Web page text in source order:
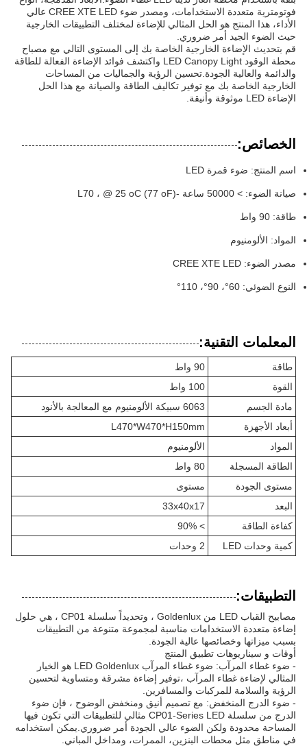
فوتومترية متعددة الاستخدامات، ومصدر ضوء CREE XTE LED عالي
الأداء، هذا المنتج هو الحل المثالي للإضاءة لمختلف التطبيقات الخارجية
حيث الضوء الجيد أمر ضروري.
قم بتحديث الإضاءة الخارجية الخاصة بك إلى المستوى التالي مع مصباح
محطة الوقود LED Canopy Light واكتشف فوائد الإضاءة الفعالة للطاقة
والدائمة والعالية الجودة.تحسين الرؤية والجماليات من المساحات
الخارجية الخاصة بك مع توفير تكاليف الطاقة والصيانة مع هذا الحل
الإضاءة LED موثوقة وأنيقة.
الخصائص:
اسم المنتج: ضوء قمرة LED
صيانة الضوء: > 50000 ساعة -L70 ، @ 25 oC (77 oF)
طاقة: 90 واط
المواد: الألومنيوم
مصدر الضوء: CREE XTE LED
النوع الضوئي: 60°، 90°، 110°
المعلمات التقنية:
طاقة
90 واط
القوة
100 واط
مادة الجسم
6063 سبيكة الألومنيوم مع المعالجة بالأنود
أبعاد الأجهزة
L470*W470*H150mm
المواد
الألومنيوم
الطاقة المسجلة
80 واط
مستوى الجودة
مستوى
البعد
33x40x17
كفاءة الطاقة
> 90%
كمية وحدات LED
2 وحدات
التطبيقات:
مصابيح القباب LED من Goldenlux ، وتحديداً سلسلة CP01 ، هي حلول
إضاءة متعددة الاستخدامات مناسبة لمجموعة متنوعة من التطبيقات
بسبب ميزاتها وخصائصها عالية الجودة.
أوقات و سيناريوهات تطبيق المنتج
- ضوء غطاء المرآب: ضوء غطاء المرآب LED Goldenlux هو الخيار
المثالي لإضاءة غطاء المرآب ،توفير إضاءة مشرقة ومتساوية لتحسين
الرؤية والسلامة للمركبات والمسافرين.
- ضوء الدرج المنخفض: مع تصميم أنيق ومنخفض الوضوح ، فإن ضوء
الدرج من سلسلة CP01-Series LED مثالي للتطبيقات التي تكون فيها
المساحة محدودة ولكن الضوء عالي الجودة أمر ضروري.يمكن استخدامه
في مناطق مثل محطات البنزين، الممرات، ومداخل المباني.